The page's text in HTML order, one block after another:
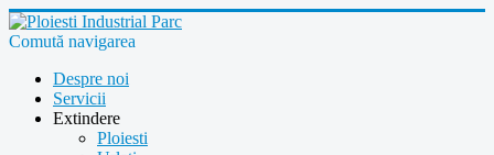
Comută navigarea
Despre noi
Servicii
Extindere
Ploiesti